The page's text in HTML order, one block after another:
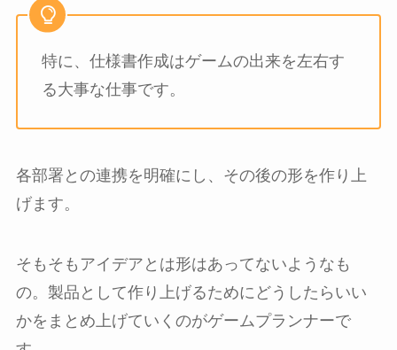
特に、仕様書作成はゲームの出来を左右す
る大事な仕事です。
各部署との連携を明確にし、その後の形を作り上
げます。
そもそもアイデアとは形はあってないようなも
の。製品として作り上げるためにどうしたらいい
かをまとめ上げていくのがゲームプランナーで